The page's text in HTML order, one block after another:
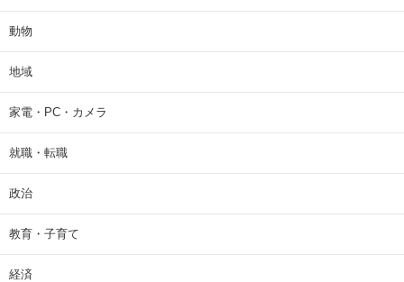
動物
地域
家電・PC・カメラ
就職・転職
政治
教育・子育て
経済